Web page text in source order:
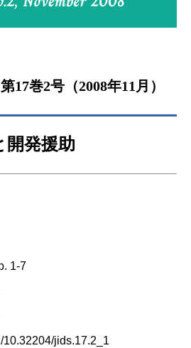
17巻2号（2008年11月）
発援助
1-7
jids.17.2_1